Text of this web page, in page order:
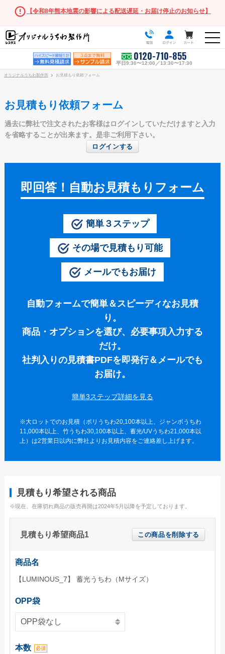
【令和8年熊本地震の影響による配送遅延・お届け停止のお知らせ】
0120-710-855
平日9:30〜12:00／13:30〜17:30
うちわ商品一覧
ポリうちわ（Mサイズ）
ポリうちわ（Sサイズ）
ポリうちわ（XSサイズ）
伝統⽵うちわ（オリジナル）
きらめきうちわ（Mサイズ）
クリアうちわ（Mサイズ）
紙うちわ
紙うちわ ハート型
紙うちわ ユニフォーム型
紙うちわ パンダ・くま型
エコ紙うちわ（ジュニア）
エコ紙うちわ（オリジナル）
蓄光うちわ（XSサイズ）
UVうちわ（Mサイズ）
お問い合わせ
お問い合わせフォーム
サンプル請求フォーム
オリジナルうちわ製作所 お見積もり依頼フォーム
お見積もり依頼フォーム
過去に弊社で注文されたお客様はログインしていただけますと入力
を省略することが出来ます。是非ご利用下さい。
ログインする
即回答！自動お見積もりフォーム
簡単３ステップ
その場で見積もり可能
メールでもお届け
自動フォームで簡単＆スピーディなお見積
り。
商品・オプションを選び、必要事項入力する
だけ。
社判入りの見積書PDFを即発行＆メールでも
お届け。
簡単3ステップ詳細を
※大ロットでのお見積（ポリうちわ20,100本以上、ジャンボうちわ
11,000本以上、竹うちわ30,100本以上、蓄光/UVうちわ21,000本以
上）は2営業日以内に弊社よりお見積内容をご連絡差し上げます。
見積もり希望される商品
※現在、在庫切れ商品の販売再開は2024年5月以降を予定しております。
見積もり希望商品1 この商品を削除する
商品名
【LUMINOUS_7】 蓄光うちわ（Mサイズ）
OPP袋
本数 必須